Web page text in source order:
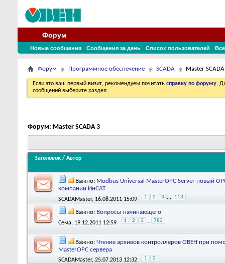
Форум
Новые сообщения Сообщения за день Список пользователей
Форум Программное обеспечение SCADA Master
Если это ваш первый визит, рекомендуем почитать справку по форуму.
сообщений выберите раздел.
Форум: Master SCADA 3
Заголовок / Автор
Важно: Modbus Universal MasterOPC Server новый
компании ИнСАТ
SCADAMaster, 16.08.2011 15:09 1 2 3 ... 113
Важно: Вопросы начинающего
Сема, 19.12.2011 12:59 1 2 3 ... 783
Важно: Чтение архивов контроллеров ОВЕН при
MasterOPC сервера
SCADAMaster, 25.07.2013 12:32 1 2